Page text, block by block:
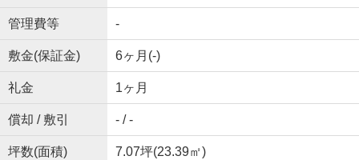
管理費等 -
敷金(保証金) 6ヶ月(-)
礼金 1ヶ月
償却 / 敷引 - / -
坪数(面積) 7.07坪(23.39㎡)